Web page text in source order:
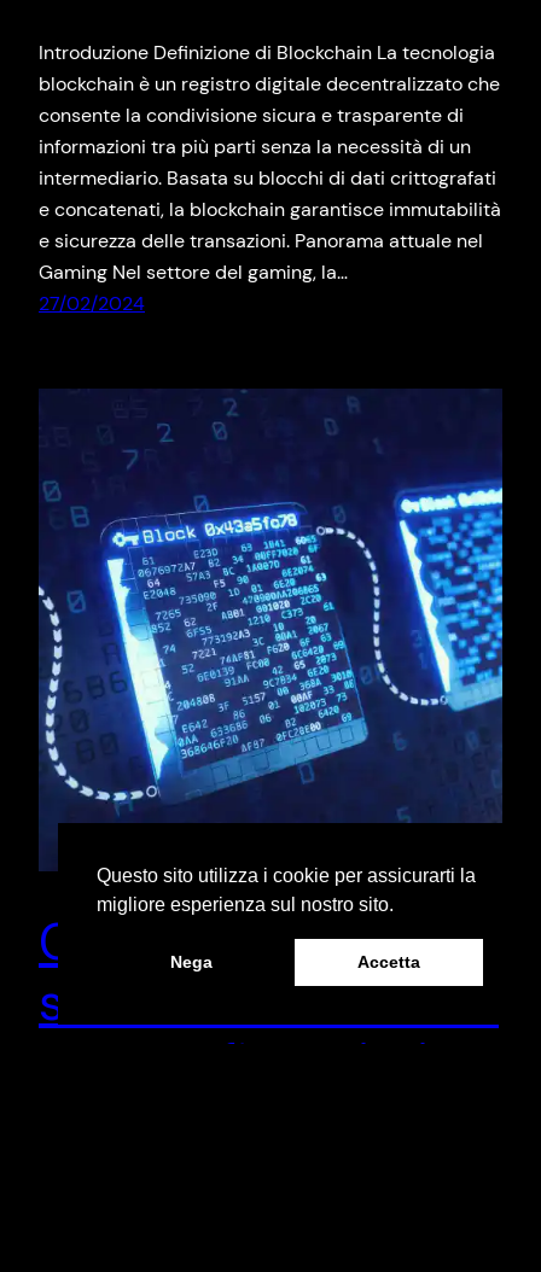
Introduzione Definizione di Blockchain La tecnologia
blockchain è un registro digitale decentralizzato che
consente la condivisione sicura e trasparente di
informazioni tra più parti senza la necessità di un
intermediario. Basata su blocchi di dati crittografati
e concatenati, la blockchain garantisce immutabilità
e sicurezza delle transazioni. Panorama attuale nel
Gaming Nel settore del gaming, la…
27/02/2024
Come la blockchain
sta rivoluzionando il
settore finanziario
Questo sito utilizza i cookie per assicurarti la
migliore esperienza sul nostro sito.
Nega Accetta